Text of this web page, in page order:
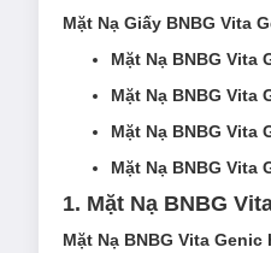
Mặt Nạ Giấy BNBG Vita
Mặt Nạ BNBG Vita
Mặt Nạ BNBG Vita
Mặt Nạ BNBG Vita
Mặt Nạ BNBG Vita
1. Mặt Nạ BNBG
Mặt Nạ BNBG Vita